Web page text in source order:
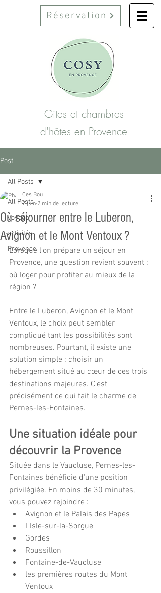
Réservation
Gites et chambres
d'hôtes en Provence
Post
All Posts
voyage
activités
Provence
All Posts
Où séjourner entre le Luberon,
Avignon et le Mont Ventoux ?
Ces Bou
7 juin 2 min de lecture
Lorsque l'on prépare un séjour en
Provence, une question revient souvent :
où loger pour profiter au mieux de la
région ?
Entre le Luberon, Avignon et le Mont
Ventoux, le choix peut sembler
compliqué tant les possibilités sont
nombreuses. Pourtant, il existe une
solution simple : choisir un
hébergement situé au cœur de ces trois
destinations majeures. C'est
précisément ce qui fait le charme de
Pernes-les-Fontaines.
Une situation idéale pour
découvrir la Provence
Située dans le Vaucluse, Pernes-les-
Fontaines bénéficie d'une position
privilégiée. En moins de 30 minutes,
vous pouvez rejoindre :
Avignon et le Palais des Papes
L'Isle-sur-la-Sorgue
Gordes
Roussillon
Fontaine-de-Vaucluse
les premières routes du Mont
Ventoux